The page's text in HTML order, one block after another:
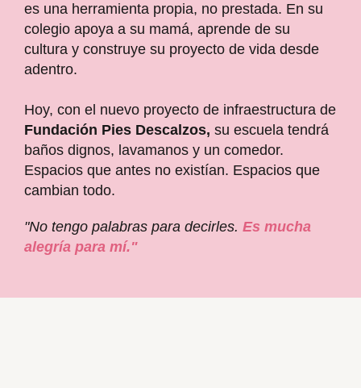
es una herramienta propia, no prestada. En su
colegio apoya a su mamá, aprende de su
cultura y construye su proyecto de vida desde
adentro.
Hoy, con el nuevo proyecto de infraestructura de
Fundación Pies Descalzos, su escuela tendrá
baños dignos, lavamanos y un comedor.
Espacios que antes no existían. Espacios que
cambian todo.
"No tengo palabras para decirles. Es mucha
alegría para mí."